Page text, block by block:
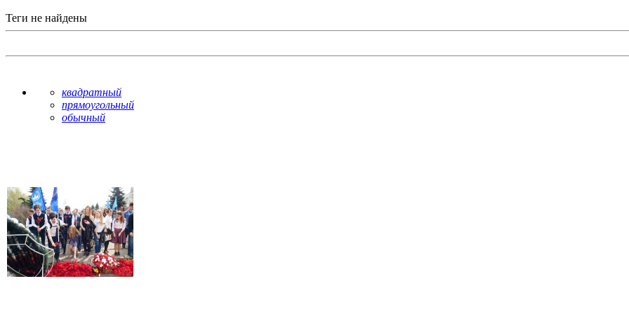
Теги не найдены
квадратный
прямоугольный
обычный